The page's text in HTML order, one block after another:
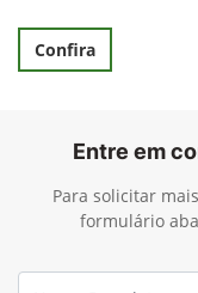
Confira
Entre em
Para solicitar
formulário